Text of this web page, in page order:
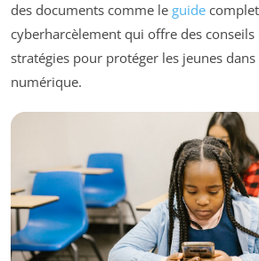
des documents comme le guide
cyberharcèlement qui offre des
stratégies pour protéger les jeunes
numérique.